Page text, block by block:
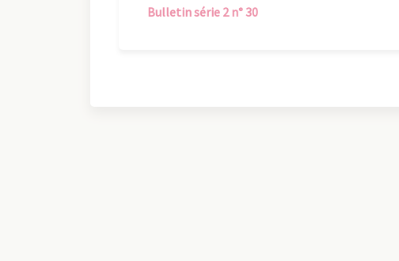
Bulletin série 2 n° 30